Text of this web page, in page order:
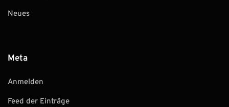
Neues
Meta
Anmelden
Feed der Einträge